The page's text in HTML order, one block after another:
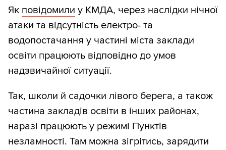
Як повідомили у КМДА, через наслідки нічної
атаки та відсутність електро- та
водопостачання у частині міста заклади
освіти працюють відповідно до умов
надзвичайної ситуації.
Так, школи й садочки лівого берега, а також
частина закладів освіти в інших районах,
наразі працюють у режимі Пунктів
незламності. Там можна зігрітись, зарядити